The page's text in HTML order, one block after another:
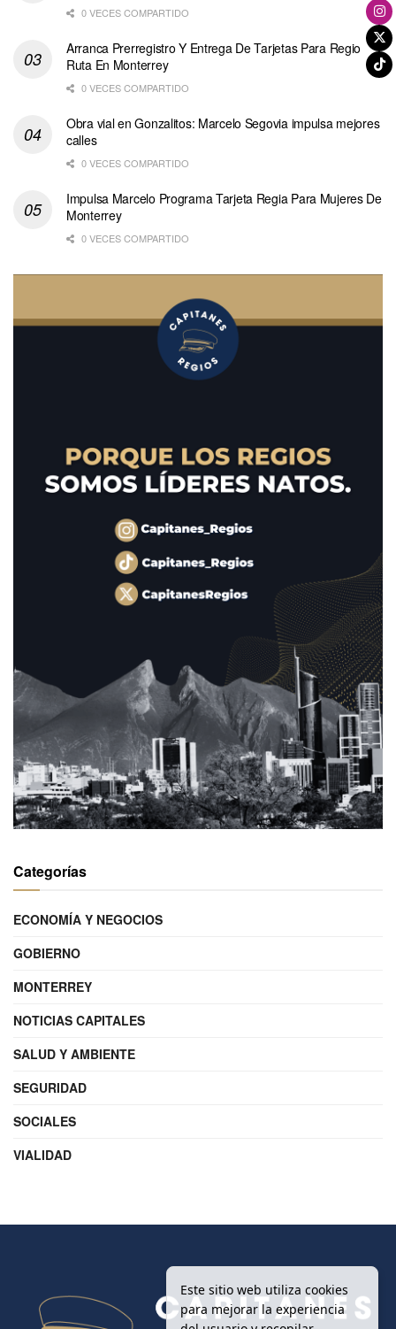
0 VECES COMPARTIDO
Arranca Prerregistro Y Entrega De Tarjetas Para Regio
Ruta En Monterrey
0 VECES COMPARTIDO
Obra vial en Gonzalitos: Marcelo Segovia impulsa mejores
calles
0 VECES COMPARTIDO
Impulsa Marcelo Programa Tarjeta Regia Para Mujeres De
Monterrey
0 VECES COMPARTIDO
Categorías
ECONOMÍA Y NEGOCIOS
GOBIERNO
MONTERREY
NOTICIAS CAPITALES
SALUD Y AMBIENTE
SEGURIDAD
SOCIALES
VIALIDAD
Este sitio web utiliza cookies
para mejorar la experiencia